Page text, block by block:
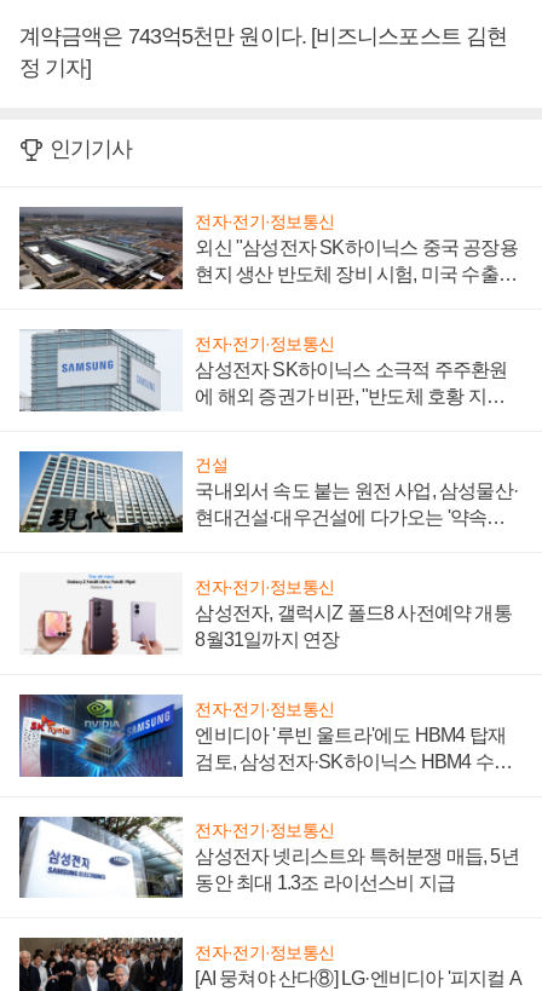
계약금액은 743억5천만 원이다. [비즈니스포스트 김현
정 기자]
인기기사
전자·전기·정보통신
외신 "삼성전자 SK하이닉스 중국 공장용
현지 생산 반도체 장비 시험, 미국 수출통
전자·전기·정보통신
삼성전자 SK하이닉스 소극적 주주환원
에 해외 증권가 비판, "반도체 호황 지속
건설
국내외서 속도 붙는 원전 사업, 삼성물산·
현대건설·대우건설에 다가오는 '약속의
전자·전기·정보통신
삼성전자, 갤럭시Z 폴드8 사전예약 개통
8월31일까지 연장
전자·전기·정보통신
엔비디아 '루빈 울트라'에도 HBM4 탑재
검토, 삼성전자·SK하이닉스 HBM4 수율
전자·전기·정보통신
삼성전자 넷리스트와 특허분쟁 매듭, 5년
동안 최대 1.3조 라이선스비 지급
전자·전기·정보통신
[AI 뭉쳐야 산다⑧] LG·엔비디아 '피지컬 A